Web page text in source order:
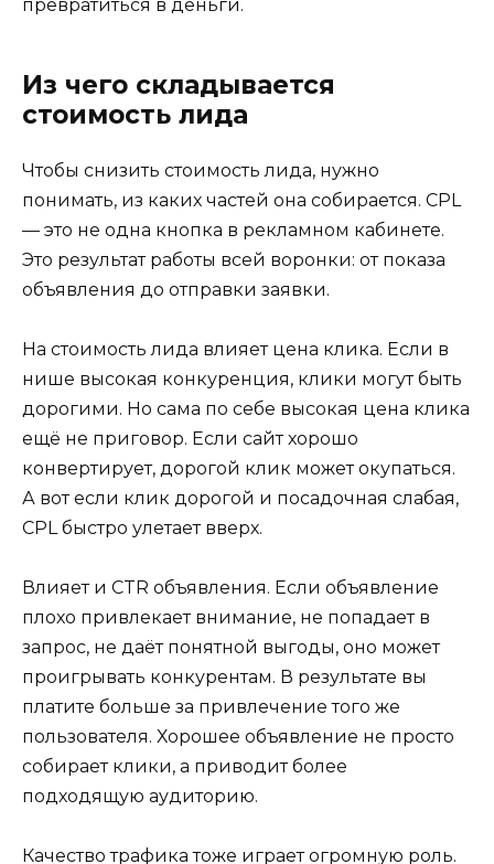
превратиться в деньги.
Из чего складывается
стоимость лида
Чтобы снизить стоимость лида, нужно
понимать, из каких частей она собирается. CPL
— это не одна кнопка в рекламном кабинете.
Это результат работы всей воронки: от показа
объявления до отправки заявки.
На стоимость лида влияет цена клика. Если в
нише высокая конкуренция, клики могут быть
дорогими. Но сама по себе высокая цена клика
ещё не приговор. Если сайт хорошо
конвертирует, дорогой клик может окупаться.
А вот если клик дорогой и посадочная слабая,
CPL быстро улетает вверх.
Влияет и CTR объявления. Если объявление
плохо привлекает внимание, не попадает в
запрос, не даёт понятной выгоды, оно может
проигрывать конкурентам. В результате вы
платите больше за привлечение того же
пользователя. Хорошее объявление не просто
собирает клики, а приводит более
подходящую аудиторию.
Качество трафика тоже играет огромную роль.